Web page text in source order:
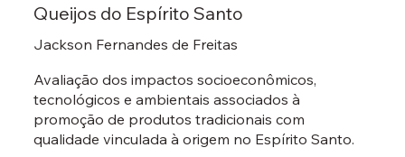
Queijos do Espírito Santo
Jackson Fernandes de Freitas
Avaliação dos impactos socioeconômicos,
tecnológicos e ambientais associados à
promoção de produtos tradicionais com
qualidade vinculada à origem no Espírito Santo.